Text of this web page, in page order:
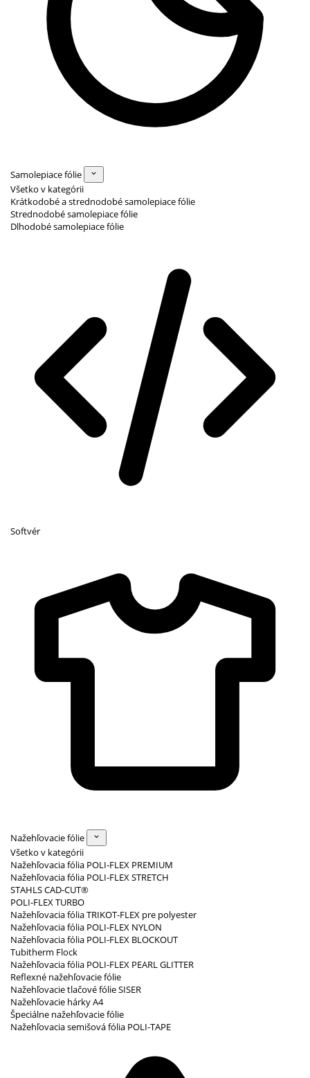
Samolepiace fólie
Všetko v kategórii
Krátkodobé a strednodobé samolepiace fólie
Strednodobé samolepiace fólie
Dlhodobé samolepiace fólie
Softvér
Nažehľovacie fólie
Všetko v kategórii
Nažehľovacia fólia POLI-FLEX PREMIUM
Nažehľovacia fólia POLI-FLEX STRETCH
STAHLS CAD-CUT®
POLI-FLEX TURBO
Nažehľovacia fólia TRIKOT-FLEX pre polyester
Nažehľovacia fólia POLI-FLEX NYLON
Nažehľovacia fólia POLI-FLEX BLOCKOUT
Tubitherm Flock
Nažehľovacia fólia POLI-FLEX PEARL GLITTER
Reflexné nažehľovacie fólie
Nažehľovacie tlačové fólie SISER
Nažehľovacie hárky A4
Špeciálne nažehľovacie fólie
Nažehľovacia semišová fólia POLI-TAPE